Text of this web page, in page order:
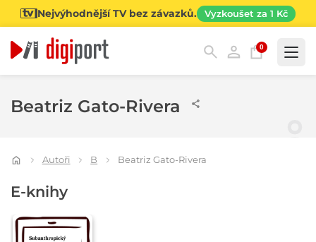
Nejvýhodnější TV bez závazků. Vyzkoušet za 1 Kč
0
Beatriz Gato-Rivera
Autoři B Beatriz Gato-Rivera
E-knihy